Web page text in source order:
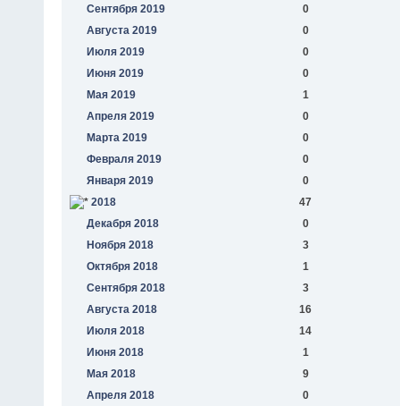
Сентября 2019
0
Августа 2019
0
Июля 2019
0
Июня 2019
0
Мая 2019
1
Апреля 2019
0
Марта 2019
0
Февраля 2019
0
Января 2019
0
2018
47
Декабря 2018
0
Ноября 2018
3
Октября 2018
1
Сентября 2018
3
Августа 2018
16
Июля 2018
14
Июня 2018
1
Мая 2018
9
Апреля 2018
0